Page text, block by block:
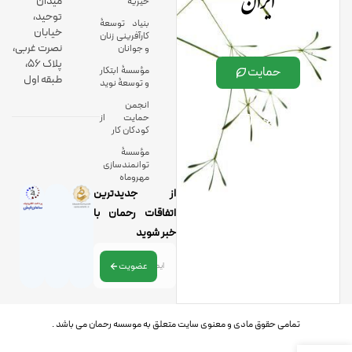
حمایت
بنیاد توسعۀ
کارآفرینی زنان
و جوانان
مؤسسۀ ابتکار
و توسعۀ نوید
انجمن
حمایت از
کودکان کار
مؤسسۀ
توانمندسازی
مهروماه
توحید،
خیابان
نصرت غربی،
پلاک 56،
طبقه اول
از جدیدترین
اتفاقات رحمان با
خبر شوید
عضویت
تمامی حقوق مادی و معنوی سایت متعلق به موسسه رحمان می باشد .